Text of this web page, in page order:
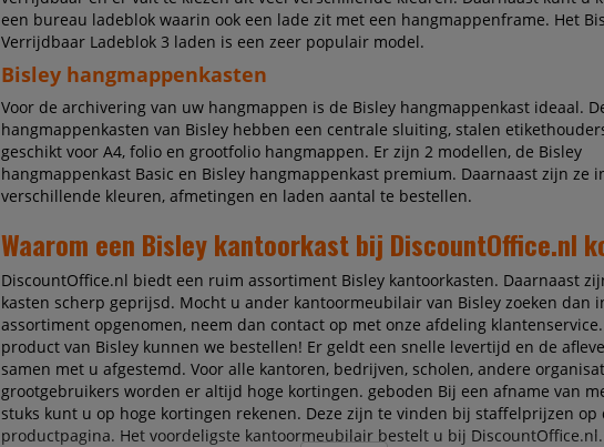
een bureau ladeblok waarin ook een lade zit met een hangmappenframe. Het
Verrijdbaar Ladeblok 3 laden is een zeer populair model.
Bisley hangmappenkasten
Voor de archivering van uw hangmappen is de Bisley hangmappenkast ideaal.
hangmappenkasten van Bisley hebben een centrale sluiting, stalen
geschikt voor A4, folio en grootfolio hangmappen. Er zijn 2 modellen, de Bisley
hangmappenkast Basic en Bisley hangmappenkast premium. Daarnaast zijn ze
verschillende kleuren, afmetingen en laden aantal te bestellen.
Waarom een Bisley kantoorkast bij DiscountOffice.nl
DiscountOffice.nl biedt een ruim assortiment Bisley kantoorkasten. Daarnaast
kasten scherp geprijsd. Mocht u ander kantoormeubilair van Bisley zoeken dan
assortiment opgenomen, neem dan contact op met onze afdeling
product van Bisley kunnen we bestellen! Er geldt een snelle levertijd en de
samen met u afgestemd. Voor alle kantoren, bedrijven, scholen, andere
grootgebruikers worden er altijd hoge kortingen. geboden Bij een afname van
stuks kunt u op hoge kortingen rekenen. Deze zijn te vinden bij staffelprijzen op
productpagina. Het voordeligste kantoormeubilair bestelt u bij DiscountOffice.nl.